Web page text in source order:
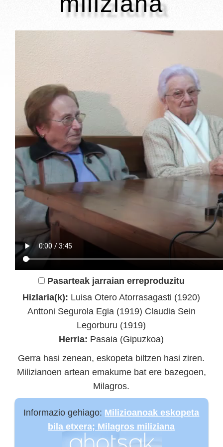
Pasarteak jarraian erreproduzitu
Hizlaria(k): Luisa Otero Atorrasagasti (1920)
Anttoni Segurola Egia (1919) Claudia Sein
Legorburu (1919)
Herria: Pasaia (Gipuzkoa)
Gerra hasi zenean, eskopeta biltzen hasi ziren.
Milizianoen artean emakume bat ere bazegoen,
Milagros.
Informazio gehiago: Milizioanoak eskopeta
bila etxera; Milagros miliziana